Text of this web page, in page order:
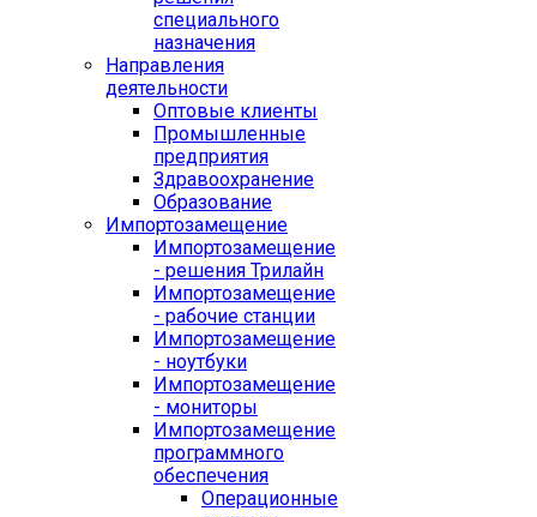
специального
назначения
Направления
деятельности
Оптовые клиенты
Промышленные
предприятия
Здравоохранение
Образование
Импортозамещение
Импортозамещение
- решения Трилайн
Импортозамещение
- рабочие станции
Импортозамещение
- ноутбуки
Импортозамещение
- мониторы
Импортозамещение
программного
обеспечения
Операционные